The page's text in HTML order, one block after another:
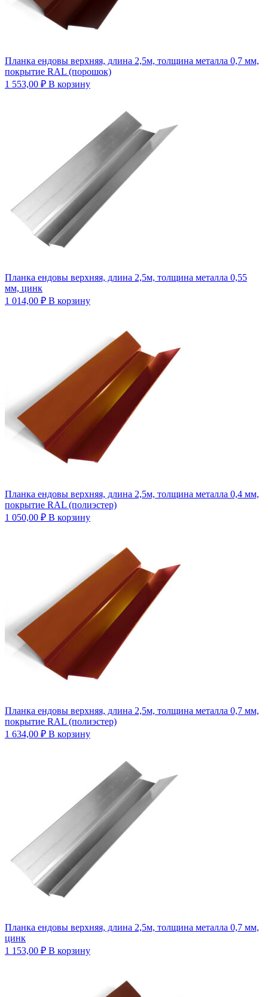
Планка ендовы верхняя, длина 2,5м, толщина металла 0,7 мм,
покрытие RAL (порошок)
1 553,00 ₽ В корзину
Планка ендовы верхняя, длина 2,5м, толщина металла 0,55
мм, цинк
1 014,00 ₽ В корзину
Планка ендовы верхняя, длина 2,5м, толщина металла 0,4 мм,
покрытие RAL (полиэстер)
1 050,00 ₽ В корзину
Планка ендовы верхняя, длина 2,5м, толщина металла 0,7 мм,
покрытие RAL (полиэстер)
1 634,00 ₽ В корзину
Планка ендовы верхняя, длина 2,5м, толщина металла 0,7 мм,
цинк
1 153,00 ₽ В корзину